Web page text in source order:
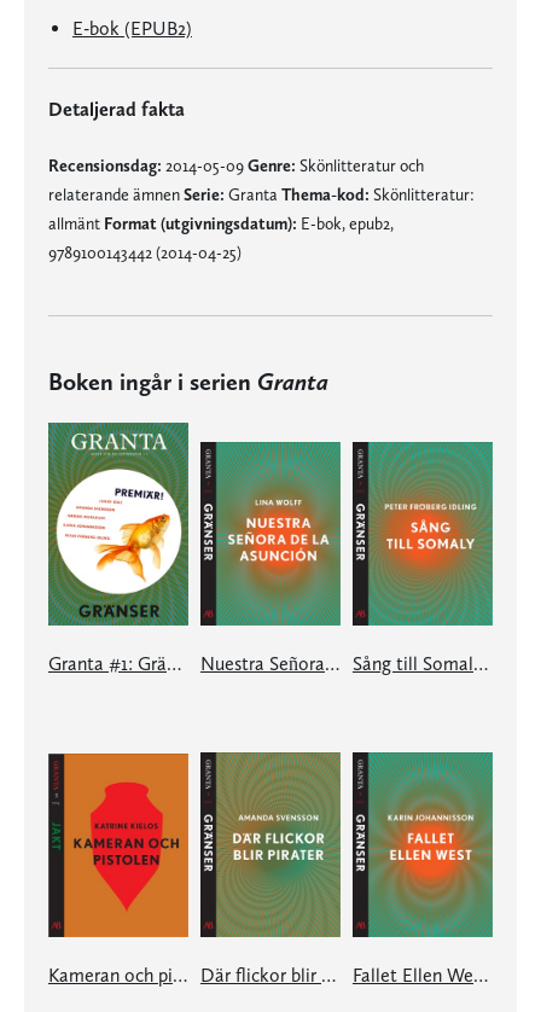
E-bok (EPUB2)
Detaljerad fakta
Recensionsdag: 2014-05-09Genre: Skönlitteratur och
relaterande ämnenSerie: Granta Thema-kod: Skönlitteratur:
allmänt Format (utgivningsdatum): E-bok, epub2,
9789100143442 (2014-04-25)
Boken ingår i serien Granta
Granta #1: Gränser Nuestra Señora de la Asunción: en e-singel ur Granta #1 Sång till Somaly: en e-singel ur Granta #1
Kameran och pistolen: en e-singel ur Granta #3 Där flickor blir pirater: en e-singel ur Granta #1 Fallet Ellen West: en e-singel ur Granta #1